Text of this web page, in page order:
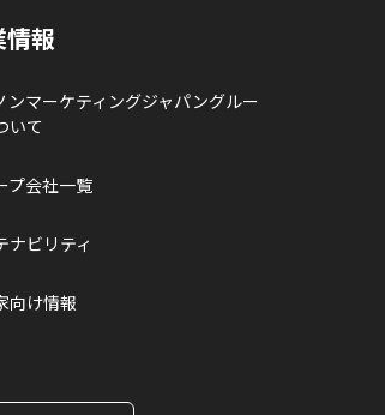
報
ンマーケティングジャパングルー
いて
プ会社一覧
ナビリティ
向け情報